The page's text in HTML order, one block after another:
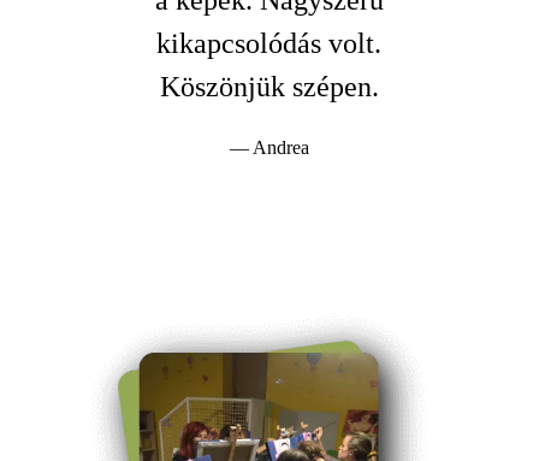
kikapcsolódás volt.
Köszönjük szépen.
— Andrea